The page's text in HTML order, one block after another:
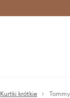
Kurtki krótkie